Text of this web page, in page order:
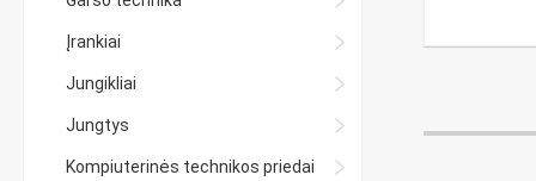
Įrankiai
Jungikliai
Jungtys
Kompiuterinės technikos priedai